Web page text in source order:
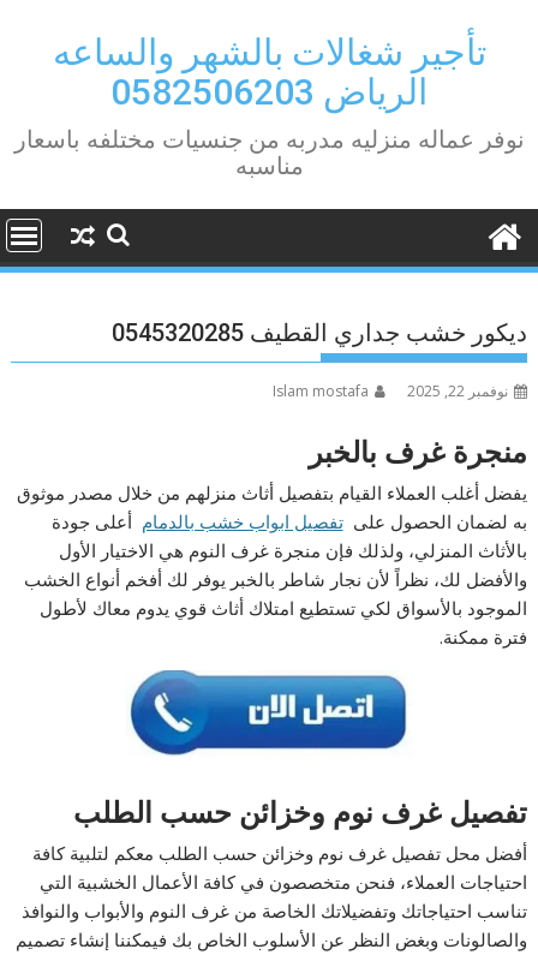
contentتأجير شغالات بالشهر والساعه
الرياض 0582506203
نوفر عماله منزليه مدربه من جنسيات مختلفه باسعار
مناسبه
ديكور خشب جداري القطيف 0545320285
نوفمبر 22, 2025 Islam mostafa
منجرة غرف بالخبر
يفضل أغلب العملاء القيام بتفصيل أثاث منزلهم من خلال مصدر موثوق
به لضمان الحصول علىتفصيل ابواب خشب بالدمام أعلى جودة
بالأثاث المنزلي، ولذلك فإن منجرة غرف النوم هي الاختيار الأول
والأفضل لك، نظراً لأن نجار شاطر بالخبر يوفر لك أفخم أنواع الخشب
الموجود بالأسواق لكي تستطيع امتلاك أثاث قوي يدوم معاك لأطول
فترة ممكنة.
تفصيل غرف نوم وخزائن حسب الطلب
أفضل محل تفصيل غرف نوم وخزائن حسب الطلب معكم لتلبية كافة
احتياجات العملاء، فنحن متخصصون في كافة الأعمال الخشبية التي
تناسب احتياجاتك وتفضيلاتك الخاصة من غرف النوم والأبواب والنوافذ
والصالونات وبغض النظر عن الأسلوب الخاص بك فيمكننا إنشاء تصميم